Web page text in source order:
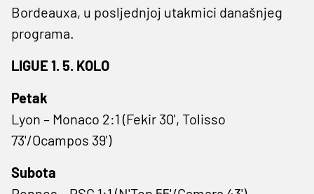
Bordeauxa, u posljednjoj utakmici današnjeg
programa.
LIGUE 1. 5. KOLO
Petak
Lyon – Monaco 2:1 (Fekir 30', Tolisso
73'/Ocampos 39')
Subota